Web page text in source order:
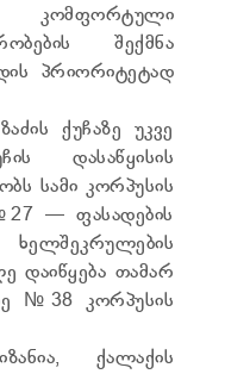
AND
კომფორტული
შექმნა
პრიორიტეტად
ქუჩაზე უკვე
დასაწყისის
სამი კორპუსის
— ფასადების
ხელშეკრულების
დაიწყება თამარ
№38 კორპუსის
ქალაქის